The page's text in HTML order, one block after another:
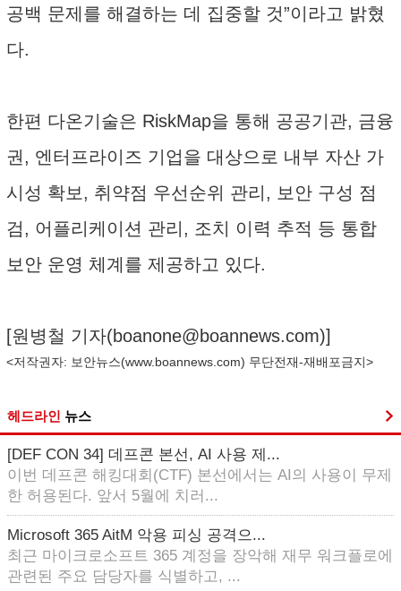
공백 문제를 해결하는 데 집중할 것”이라고 밝혔
다.
한편 다온기술은 RiskMap을 통해 공공기관, 금융
권, 엔터프라이즈 기업을 대상으로 내부 자산 가
시성 확보, 취약점 우선순위 관리, 보안 구성 점
검, 어플리케이션 관리, 조치 이력 추적 등 통합
보안 운영 체계를 제공하고 있다.
[원병철 기자(boanone@boannews.com)]
<저작권자: 보안뉴스(www.boannews.com) 무단전재-재배포금지>
헤드라인 뉴스
[DEF CON 34] 데프콘 본선, AI 사용 제...
이번 데프콘 해킹대회(CTF) 본선에서는 AI의 사용이 무제
한 허용된다. 앞서 5월에 치러...
Microsoft 365 AitM 악용 피싱 공격으...
최근 마이크로소프트 365 계정을 장악해 재무 워크플로에
관련된 주요 담당자를 식별하고, ...